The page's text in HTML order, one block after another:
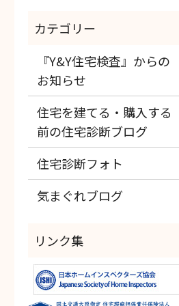
『Y&Y住宅検査』からの
お知らせ
住宅を建てる・購入する
前の住宅診断ブログ
住宅診断フォト
気まぐれブログ